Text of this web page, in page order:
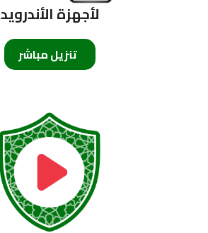
لأجهزة الأندرويد
تنزيل مباشر